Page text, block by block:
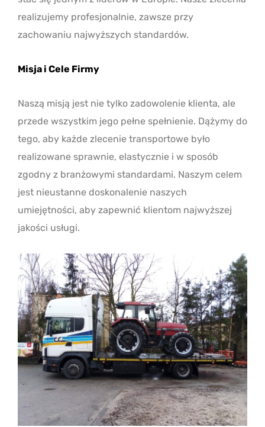
realizujemy profesjonalnie, zawsze przy
zachowaniu najwyższych standardów.
Misja i Cele Firmy
Naszą misją jest nie tylko zadowolenie klienta, ale
przede wszystkim jego pełne spełnienie. Dążymy do
tego, aby każde zlecenie transportowe było
realizowane sprawnie, elastycznie i w sposób
zgodny z branżowymi standardami. Naszym celem
jest nieustanne doskonalenie naszych
umiejętności, aby zapewnić klientom najwyższej
jakości usługi.